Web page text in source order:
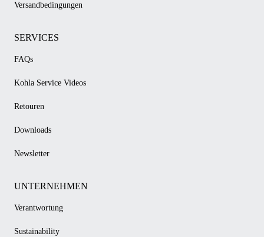
Versandbedingungen
SERVICES
FAQs
Kohla Service Videos
Retouren
Downloads
Newsletter
UNTERNEHMEN
Verantwortung
Sustainability